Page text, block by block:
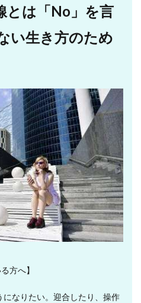
とは「No」を言
い生き方のため
方へ】
になりたい。迎合したり、操作